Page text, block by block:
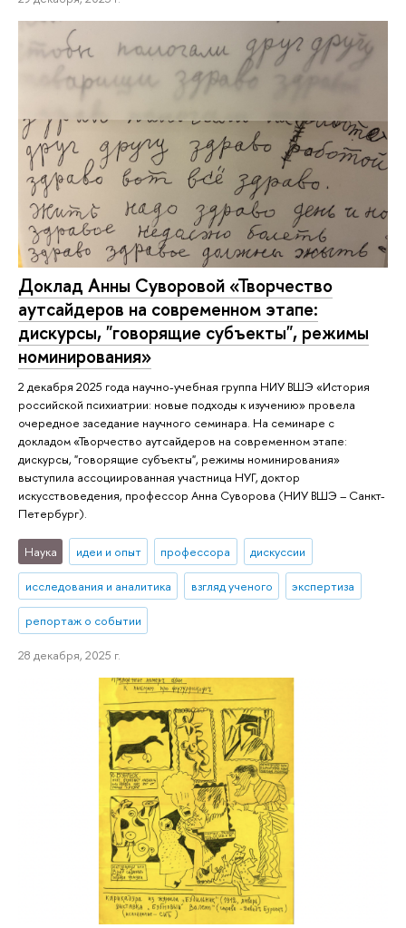
Доклад Анны Суворовой «Творчество
аутсайдеров на современном этапе:
дискурсы, "говорящие субъекты", режимы
номинирования»
2 декабря 2025 года научно-учебная группа НИУ ВШЭ «История
российской психиатрии: новые подходы к изучению» провела
очередное заседание научного семинара. На семинаре с
докладом «Творчество аутсайдеров на современном этапе:
дискурсы, "говорящие субъекты", режимы номинирования»
выступила ассоциированная участница НУГ, доктор
искусствоведения, профессор Анна Суворова (НИУ ВШЭ – Санкт-
Петербург).
Наука идеи и опыт профессора дискуссии
исследования и аналитика взгляд ученого экспертиза
репортаж о событии
28 декабря, 2025 г.